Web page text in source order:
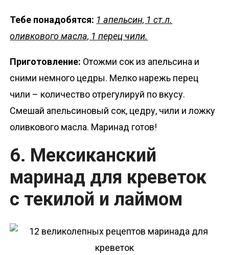
Тебе понадобятся: 1 апельсин, 1 ст.л.
оливкового масла, 1 перец чили.
Приготовление: Отожми сок из апельсина и
сними немного цедры. Мелко нарежь перец
чили – количество отрегулируй по вкусу.
Смешай апельсиновый сок, цедру, чили и ложку
оливкового масла. Маринад готов!
6. Мексиканский
маринад для креветок
с текилой и лаймом